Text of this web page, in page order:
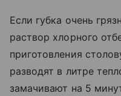
Если губка очень
раствор хлорного
приготовления
разводят в литре
замачивают на 5